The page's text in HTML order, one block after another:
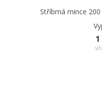
Stříbrná mince 200